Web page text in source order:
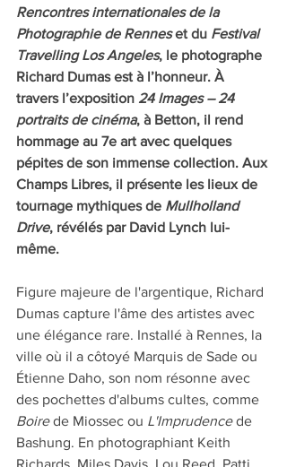
Rencontres internationales de la
Photographie de Rennes et du Festival
Travelling Los Angeles, le photographe
Richard Dumas est à l’honneur. À
travers l’exposition 24 Images – 24
portraits de cinéma, à Betton, il rend
hommage au 7e art avec quelques
pépites de son immense collection. Aux
Champs Libres, il présente les lieux de
tournage mythiques de Mullholland
Drive, révélés par David Lynch lui-
même.
Figure majeure de l'argentique, Richard
Dumas capture l'âme des artistes avec
une élégance rare. Installé à Rennes, la
ville où il a côtoyé Marquis de Sade ou
Étienne Daho, son nom résonne avec
des pochettes d'albums cultes, comme
Boire de Miossec ou L'Imprudence de
Bashung. En photographiant Keith